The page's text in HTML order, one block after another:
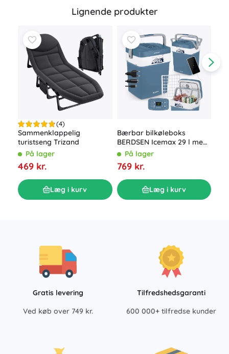
Lignende produkter
(4)
Sammenklappelig
turistseng Trizand
På lager
469 kr.
Læg i kurv
Bærbar bilkøleboks
BERDSEN Icemax 29 l med
ECO-tilstand – blå
På lager
769 kr.
Læg i kurv
Gratis levering
Ved køb over 749 kr.
Tilfredshedsgaranti
600 000+ tilfredse kunder